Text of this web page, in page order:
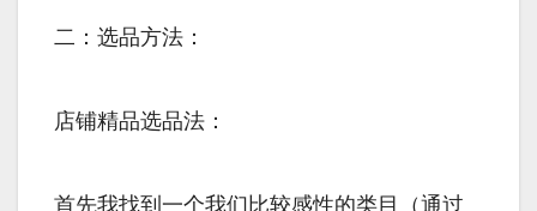
二：选品方法：
店铺精品选品法：
首先我找到一个我们比较感性的类目（通过